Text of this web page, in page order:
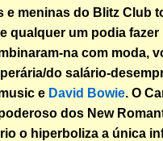
e meninas do Blitz Club
qualquer um podia fazer
na com moda,
do salário-
e David Bowie. O
dos New
o hiperboliza a única